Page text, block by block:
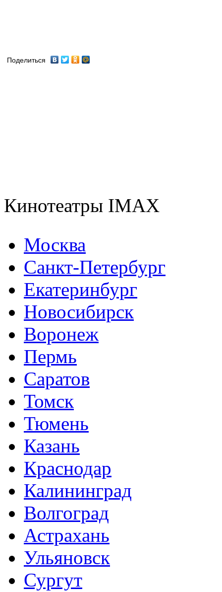
Поделиться
Кинотеатры IMAX
Москва
Санкт-Петербург
Екатеринбург
Новосибирск
Воронеж
Пермь
Саратов
Томск
Тюмень
Казань
Краснодар
Калининград
Волгоград
Астрахань
Ульяновск
Сургут